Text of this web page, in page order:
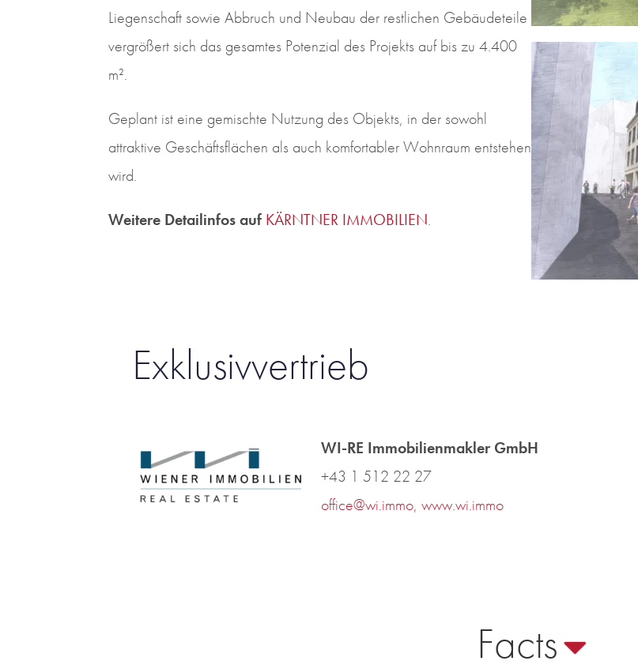
Liegenschaft sowie Abbruch und Neubau der restlichen Gebäudeteile
vergrößert sich das gesamtes Potenzial des Projekts auf bis zu 4.400
m².
Geplant ist eine gemischte Nutzung des Objekts, in der sowohl
attraktive Geschäftsflächen als auch komfortabler Wohnraum entstehen
wird.
Weitere Detailinfos auf KÄRNTNER IMMOBILIEN.
Exklusivvertrieb
WI-RE Immobilienmakler GmbH
+43 1 512 22 27
office@wi.immo, www.wi.immo
Facts